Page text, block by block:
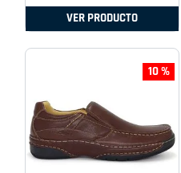
VER PRODUCTO
10 %